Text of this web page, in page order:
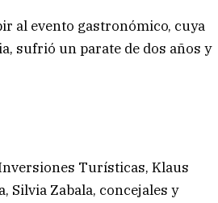
al evento gastronómico, cuya
sufrió un parate de dos años y
Turísticas, Klaus
Silvia Zabala, concejales y